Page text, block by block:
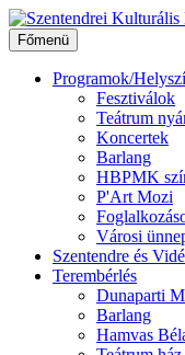
Ugrás
a
tartalomhoz
Főmenü
Programok/
Fesztiválok
Teátrum
Koncertek
Barlang
HBPMK
P'Art Mozi
Városi
Szentendre és
Terembérlés
Dunaparti
Barlang
Hamvas